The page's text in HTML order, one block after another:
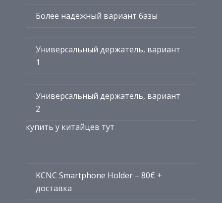
Более надёжный вариант базы
Универсальный держатель, вариант
1
Универсальный держатель, вариант
2
купить у китайцев тут
KCNC Smartphone Holder – 80€ +
доставка